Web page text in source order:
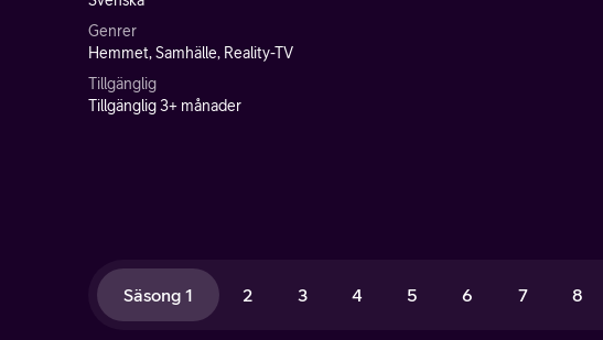
Genrer
Hemmet, Samhälle, Reality-TV
Tillgänglig
Tillgänglig 3+ månader
Säsong 1 2 3 4 5 6 7 8